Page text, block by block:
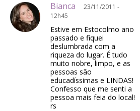
Bianca
23/11/2011 -
12h45
Estive em Estocolmo ano
passado e fiquei
deslumbrada com a
riqueza do lugar. É tudo
muito nobre, limpo, e as
pessoas são
educadíssimas e LINDAS!
Confesso que me senti a
pessoa mais feia do local!
rs